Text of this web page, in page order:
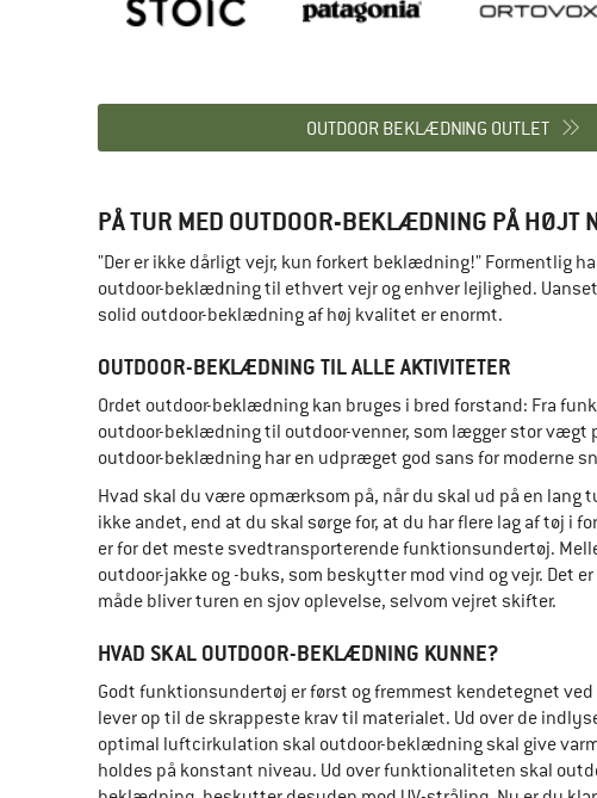
OUTDOOR BEKLÆDNING OUTLET
PÅ TUR MED OUTDOOR-BEKLÆDNING PÅ HØJT
"Der er ikke dårligt vejr, kun forkert beklædning!" Formentlig
outdoor-beklædning til ethvert vejr og enhver lejlighed.
solid outdoor-beklædning af høj kvalitet er enormt.
OUTDOOR-BEKLÆDNING TIL ALLE AKTIVITETER
Ordet outdoor-beklædning kan bruges i bred forstand: Fra
outdoor-beklædning til outdoor-venner, som lægger stor
outdoor-beklædning har en udpræget god sans for moderne
Hvad skal du være opmærksom på, når du skal ud på en
ikke andet, end at du skal sørge for, at du har flere lag af tøj i
er for det meste svedtransporterende funktionsundertøj.
outdoor-jakke og -buks, som beskytter mod vind og vejr. Det
måde bliver turen en sjov oplevelse, selvom vejret skifter.
HVAD SKAL OUTDOOR-BEKLÆDNING KUNNE?
Godt funktionsundertøj er først og fremmest kendetegnet
lever op til de skrappeste krav til materialet. Ud over de
optimal luftcirkulation skal outdoor-beklædning skal give
holdes på konstant niveau. Ud over funktionaliteten skal